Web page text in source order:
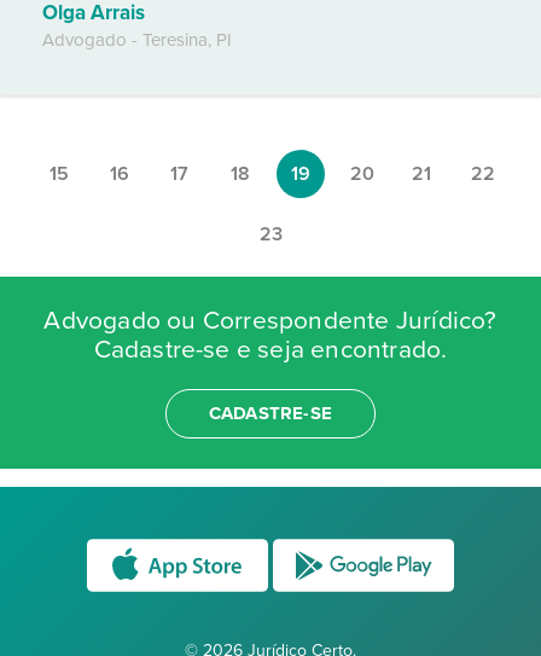
Olga Arrais
Advogado - Teresina, PI
15 16 17 18 19 20 21 22
23
Advogado ou Correspondente Jurídico?
Cadastre-se e seja encontrado.
CADASTRE-SE
© 2026 Jurídico Certo.